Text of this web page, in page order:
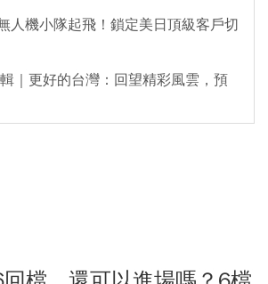
人機小隊起飛！鎖定美日頂級客戶切
｜更好的台灣：回望精彩風雲，預